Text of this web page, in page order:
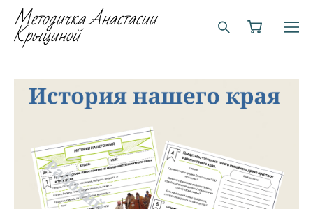
Методичка Анастасии
Крыциной